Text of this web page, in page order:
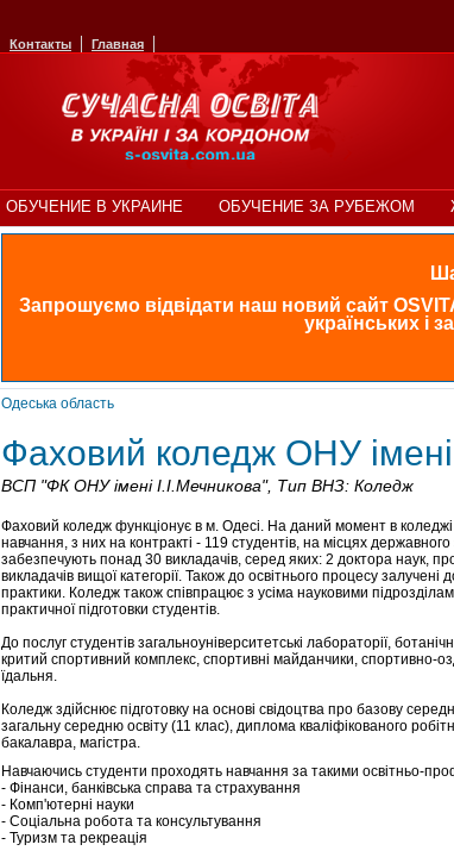
Контакты Главная
ОБУЧЕНИЕ В УКРАИНЕ ОБУЧЕНИЕ ЗА РУБЕЖОМ
Запрошуємо відвідати наш новий сайт
українських і
Одеська область
Фаховий коледж ОНУ імені
ВСП "ФК ОНУ імені І.І.Мечникова", Тип ВНЗ: Коледж
Фаховий коледж функціонує в м. Одесі. На даний момент в
навчання, з них на контракті - 119 студентів, на місцях
забезпечують понад 30 викладачів, серед яких: 2 доктора наук,
викладачів вищої категорії. Також до освітнього процесу залучені
практики. Коледж також співпрацює з усіма науковими
практичної підготовки студентів.
До послуг студентів загальноуніверситетські лабораторії,
критий спортивний комплекс, спортивні майданчики, спортивно-
їдальня.
Коледж здійснює підготовку на основі свідоцтва про базову
загальну середню освіту (11 клас), диплома кваліфікованого
бакалавра, магістра.
Навчаючись студенти проходять навчання за такими освітньо-
- Фінанси, банківська справа та страхування
- Комп'ютерні науки
- Соціальна робота та консультування
- Туризм та рекреація